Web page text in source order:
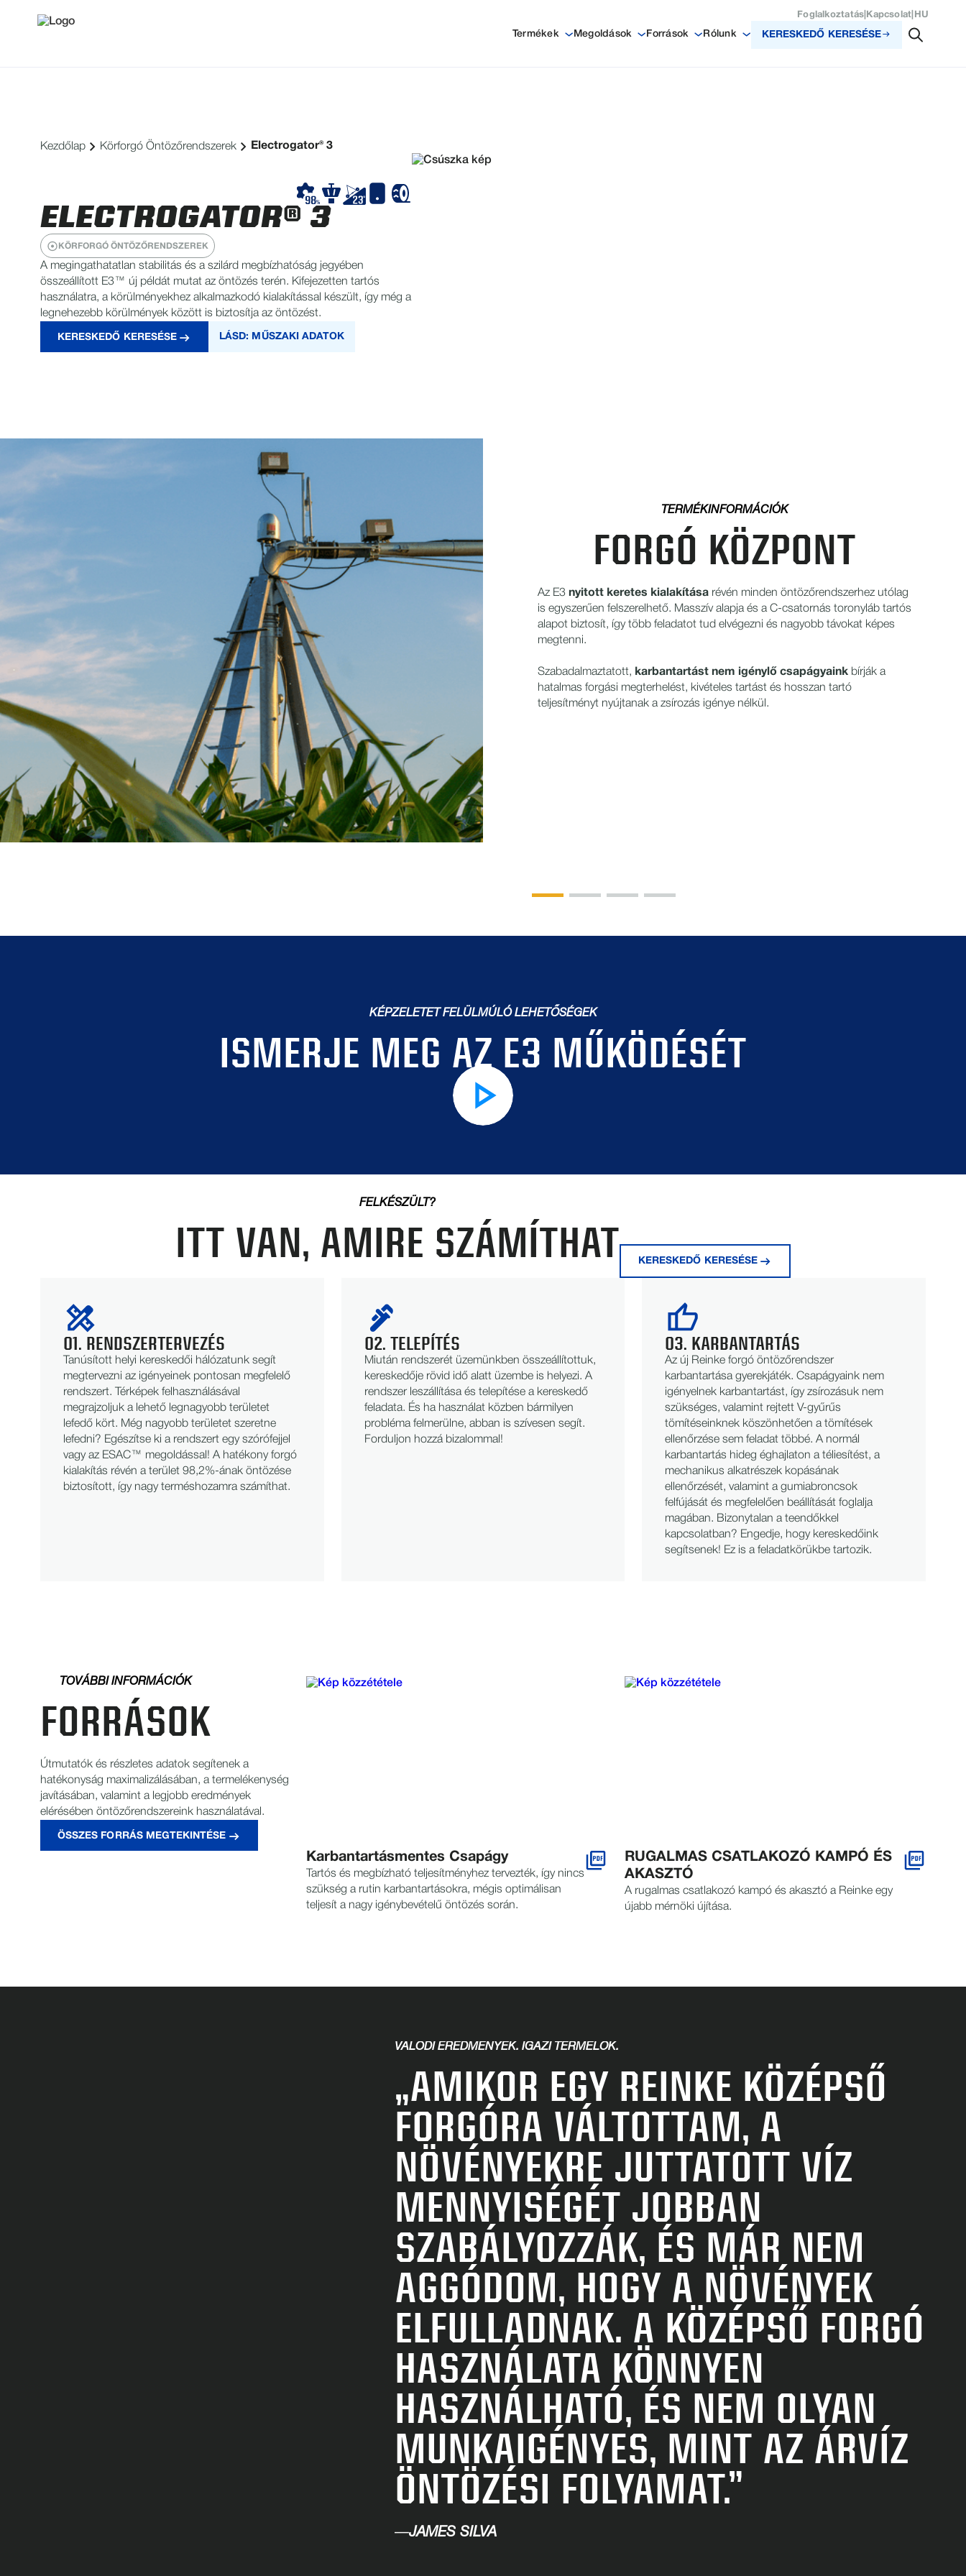
Foglalkoztatás Kapcsolat HU
Termékek Megoldások Források Rólunk KERESKEDŐ KERESÉSE
Kezdőlap Körforgó Öntözőrendszerek Electrogator® 3
ELECTROGATOR® 3
KÖRFORGÓ ÖNTÖZŐRENDSZEREK
A megingathatatlan stabilitás és a szilárd megbízhatóság jegyében
összeállított E3™ új példát mutat az öntözés terén. Kifejezetten tartós
használatra, a körülményekhez alkalmazkodó kialakítással készült, így még a
legnehezebb körülmények között is biztosítja az öntözést.
KERESKEDŐ KERESÉSE LÁSD: MŰSZAKI ADATOK
TERMÉKINFORMÁCIÓK
FORGÓ KÖZPONT
Az E3 nyitott keretes kialakítása révén minden öntözőrendszerhez utólag
is egyszerűen felszerelhető. Masszív alapja és a C-csatornás toronyláb tartós
alapot biztosít, így több feladatot tud elvégezni és nagyobb távokat képes
megtenni.
Szabadalmaztatott, karbantartást nem igénylő csapágyaink bírják a
hatalmas forgási megterhelést, kivételes tartást és hosszan tartó
teljesítményt nyújtanak a zsírozás igénye nélkül.
KÉPZELETET FELÜLMÚLÓ LEHETŐSÉGEK
ISMERJE MEG AZ E3 MŰKÖDÉSÉT
FELKÉSZÜLT?
ITT VAN, AMIRE SZÁMÍTHAT KERESKEDŐ KERESÉSE
01. RENDSZERTERVEZÉS
Tanúsított helyi kereskedői hálózatunk segít
megtervezni az igényeinek pontosan megfelelő
rendszert. Térképek felhasználásával
megrajzoljuk a lehető legnagyobb területet
lefedő kört. Még nagyobb területet szeretne
lefedni? Egészítse ki a rendszert egy szórófejjel
vagy az ESAC™ megoldással! A hatékony forgó
kialakítás révén a terület 98,2%-ának öntözése
biztosított, így nagy terméshozamra számíthat.
02. TELEPÍTÉS
Miután rendszerét üzemünkben összeállítottuk,
kereskedője rövid idő alatt üzembe is helyezi. A
rendszer leszállítása és telepítése a kereskedő
feladata. És ha használat közben bármilyen
probléma felmerülne, abban is szívesen segít.
Forduljon hozzá bizalommal!
03. KARBANTARTÁS
Az új Reinke forgó öntözőrendszer
karbantartása gyerekjáték. Csapágyaink nem
igényelnek karbantartást, így zsírozásuk nem
szükséges, valamint rejtett V-gyűrűs
tömítéseinknek köszönhetően a tömítések
ellenőrzése sem feladat többé. A normál
karbantartás hideg éghajlaton a téliesítést, a
mechanikus alkatrészek kopásának
ellenőrzését, valamint a gumiabroncsok
felfújását és megfelelően beállítását foglalja
magában. Bizonytalan a teendőkkel
kapcsolatban? Engedje, hogy kereskedőink
segítsenek! Ez is a feladatkörükbe tartozik.
TOVÁBBI INFORMÁCIÓK
FORRÁSOK
Útmutatók és részletes adatok segítenek a
hatékonyság maximalizálásában, a termelékenység
javításában, valamint a legjobb eredmények
elérésében öntözőrendszereink használatával.
ÖSSZES FORRÁS MEGTEKINTÉSE
Karbantartásmentes Csapágy
Tartós és megbízható teljesítményhez tervezték, így nincs
szükség a rutin karbantartásokra, mégis optimálisan
teljesít a nagy igénybevételű öntözés során.
RUGALMAS CSATLAKOZÓ KAMPÓ ÉS
AKASZTÓ
A rugalmas csatlakozó kampó és akasztó a Reinke egy
újabb mérnöki újítása.
VALÓDI EREDMÉNYEK. IGAZI TERMELŐK.
„AMIKOR EGY REINKE KÖZÉPSŐ
FORGÓRA VÁLTOTTAM, A
NÖVÉNYEKRE JUTTATOTT VÍZ
MENNYISÉGÉT JOBBAN
SZABÁLYOZZÁK, ÉS MÁR NEM
AGGÓDOM, HOGY A NÖVÉNYEK
ELFULLADNAK. A KÖZÉPSŐ FORGÓ
HASZNÁLATA KÖNNYEN
HASZNÁLHATÓ, ÉS NEM OLYAN
MUNKAIGÉNYES, MINT AZ ÁRVÍZ
ÖNTÖZÉSI FOLYAMAT.”
—JAMES SILVA